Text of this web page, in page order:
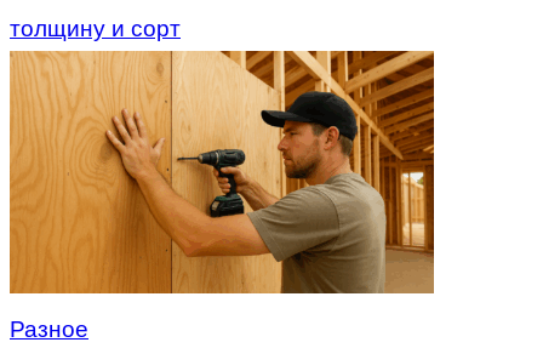
толщину и сорт
Разное